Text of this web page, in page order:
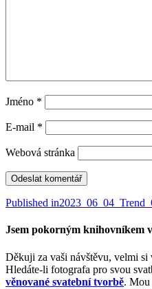
Jméno *
E-mail *
Webová stránka
Navigace
pro
Published in
Jsem pokorným knihovníkem
Děkuji za vaši návštěvu, velmi
Hledáte-li fotografa pro svou
věnované svatební tvorbě. Mou